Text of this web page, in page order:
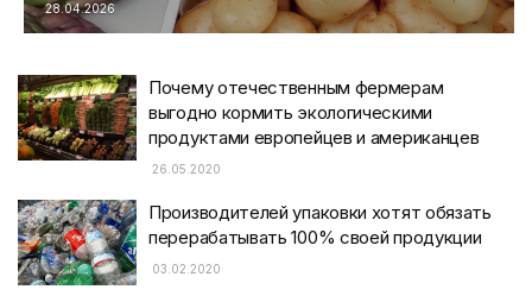
28.04.2026
Почему отечественным фермерам
выгодно кормить экологическими
продуктами европейцев и американцев
26.05.2020
Производителей упаковки хотят обязать
перерабатывать 100% своей продукции
03.02.2020